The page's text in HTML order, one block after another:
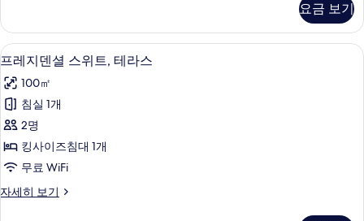
사
진
모
두
보
기
스
위
트
(Milano)
자
세
히
보
기
요금 보기
프
레
지
덴
셜
스
트,
프레지덴셜 스위트, 테라스 | 고급 침
4
프레지덴셜 스위트, 테라스
100㎡
침실 1개
2명
킹사이즈침대 1개
무료 WiFi
자세히 보기
프